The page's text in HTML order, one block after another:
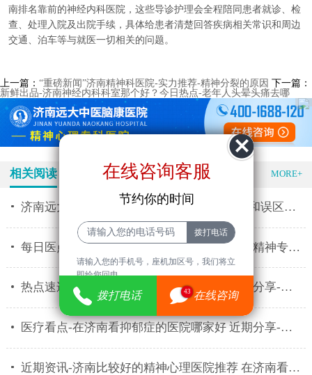
南排名靠前的神经内科医院，这些导诊护理会全程陪同患者就诊、检
查、处理入院及出院手续，具体给患者清楚回答疾病相关常识和周边
交通、泊车等与就医一切相关的问题。
在线咨询客服
节约你的时间
请输入您的手机号，座机加区号，我们将立
即给您回电。
拨打电话 43 在线咨询
上一篇： “重磅新闻”济南精神科医院-实力推荐-精神分裂的原因 下一篇：
新鲜出品-济南神经内科科室那个好？今日热点-老年人头晕头痛去哪
相关阅读 特色医疗 MORE+
济南远大精神专科医院推荐 精神分裂的表现和误区有什
每日医点-济南远大脑康医院门诊时间 济南市精神专科医
热点速递-济南看精神心理的医院哪家好 消息分享-济南
医疗看点-在济南看抑郁症的医院哪家好 近期分享-济南
近期资讯-济南比较好的精神心理医院推荐 在济南看心理